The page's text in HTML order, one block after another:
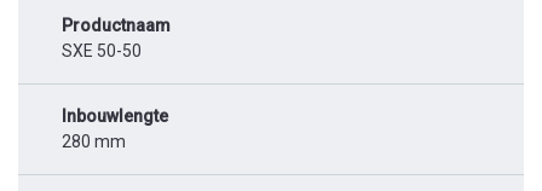
Productnaam
SXE 50-50
Inbouwlengte
280 mm